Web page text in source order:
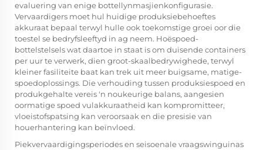
evaluering van enige bottellynmasjienkonfigurasie.
Vervaardigers moet hul huidige produksiebehoeftes
akkuraat bepaal terwyl hulle ook toekomstige groei oor die
toestel se bedryfsleeftyd in ag neem. Hoëspoed-
bottelstelsels wat daartoe in staat is om duisende containers
per uur te verwerk, dien groot-skaalbedrywighede, terwyl
kleiner fasiliteite baat kan trek uit meer buigsame, matige-
spoedoplossings. Die verhouding tussen produksiespoed en
produkgehalte vereis 'n noukeurige balans, aangesien
oormatige spoed vulakkuraatheid kan kompromitteer,
vloeistofspatsing kan veroorsaak en die presisie van
houerhantering kan beïnvloed.
Piekvervaardigingsperiodes en seisoenale vraagswinguinas